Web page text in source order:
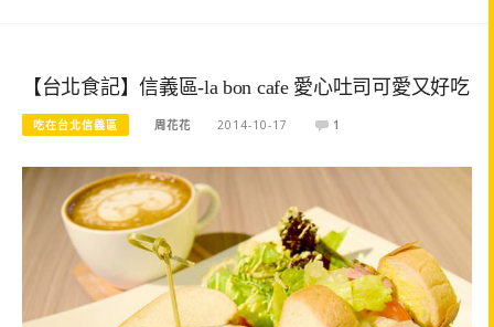
【台北食記】信義區-la bon cafe 愛心吐司可愛又好吃
吃在台北信義區 周花花 2014-10-17 1